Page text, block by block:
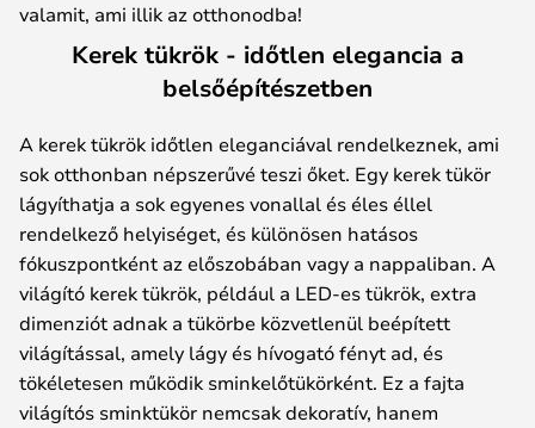
valamit, ami illik az otthonodba!
Kerek tükrök - időtlen elegancia a
belsőépítészetben
A kerek tükrök időtlen eleganciával rendelkeznek, ami
sok otthonban népszerűvé teszi őket. Egy kerek tükör
lágyíthatja a sok egyenes vonallal és éles éllel
rendelkező helyiséget, és különösen hatásos
fókuszpontként az előszobában vagy a nappaliban. A
világító kerek tükrök, például a LED-es tükrök, extra
dimenziót adnak a tükörbe közvetlenül beépített
világítással, amely lágy és hívogató fényt ad, és
tökéletesen működik sminkelőtükörként. Ez a fajta
világítós sminktükör nemcsak dekoratív, hanem